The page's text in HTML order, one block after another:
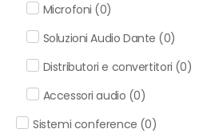
Microfoni (0)
Soluzioni Audio Dante (0)
Distributori e convertitori (0)
Accessori audio (0)
Sistemi conference (0)